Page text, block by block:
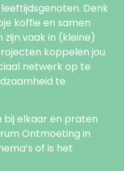
Denk
koffie en samen
vaak in (kleine)
koppelen jou
netwerk op te
te
bij elkaar en praten
Ontmoeting in
of is het